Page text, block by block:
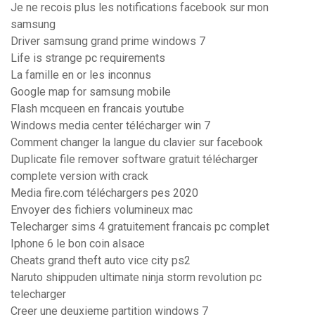
Je ne recois plus les notifications facebook sur mon
samsung
Driver samsung grand prime windows 7
Life is strange pc requirements
La famille en or les inconnus
Google map for samsung mobile
Flash mcqueen en francais youtube
Windows media center télécharger win 7
Comment changer la langue du clavier sur facebook
Duplicate file remover software gratuit télécharger
complete version with crack
Media fire.com téléchargers pes 2020
Envoyer des fichiers volumineux mac
Telecharger sims 4 gratuitement francais pc complet
Iphone 6 le bon coin alsace
Cheats grand theft auto vice city ps2
Naruto shippuden ultimate ninja storm revolution pc
telecharger
Creer une deuxieme partition windows 7